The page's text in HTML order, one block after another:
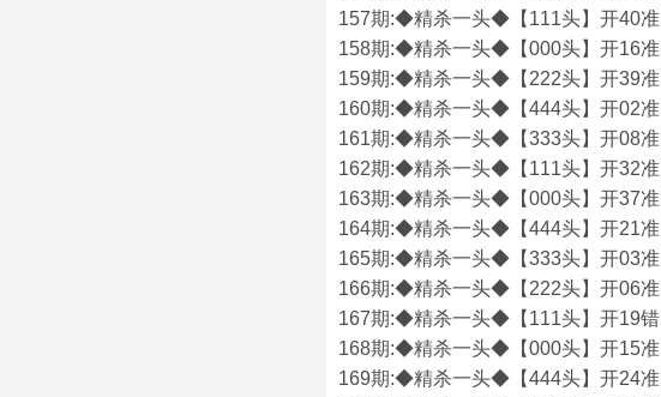
157期:◆精杀一头◆【111头】开40准
158期:◆精杀一头◆【000头】开16准
159期:◆精杀一头◆【222头】开39准
160期:◆精杀一头◆【444头】开02准
161期:◆精杀一头◆【333头】开08准
162期:◆精杀一头◆【111头】开32准
163期:◆精杀一头◆【000头】开37准
164期:◆精杀一头◆【444头】开21准
165期:◆精杀一头◆【333头】开03准
166期:◆精杀一头◆【222头】开06准
167期:◆精杀一头◆【111头】开19错
168期:◆精杀一头◆【000头】开15准
169期:◆精杀一头◆【444头】开24准